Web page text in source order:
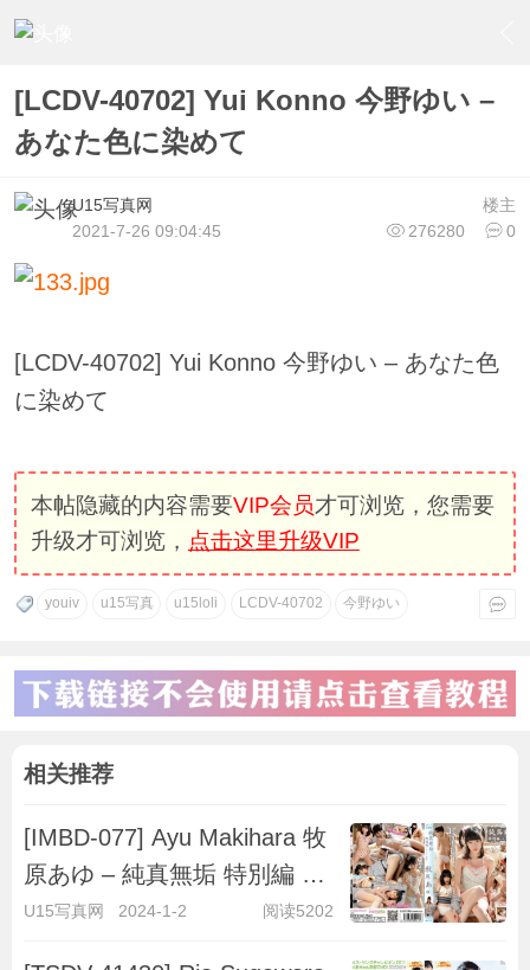
[LCDV-40702] Yui Konno 今野ゆい –
あなた色に染めて
楼主
U15写真网
276280
0
2021-7-26 09:04:45
[LCDV-40702] Yui Konno 今野ゆい – あなた色
に染めて
本帖隐藏的内容需要VIP会员才可浏览，您需要
升级才可浏览， 点击这里升级VIP
youiv u15写真 u15loli LCDV-40702 今野ゆい
相关推荐
[IMBD-077] Ayu Makihara 牧
原あゆ – 純真無垢 特別編 ～
キラキラ彼女～
U15写真网 2024-1-2 阅读5202